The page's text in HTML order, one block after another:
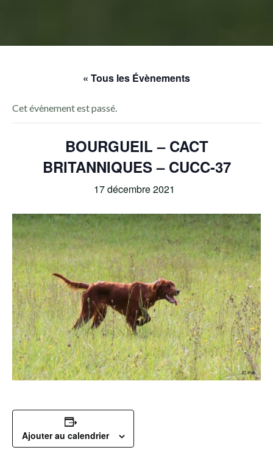
« Tous les Évènements
Cet évènement est passé.
BOURGUEIL – CACT
BRITANNIQUES – CUCC-37
17 décembre 2021
Ajouter au calendrier